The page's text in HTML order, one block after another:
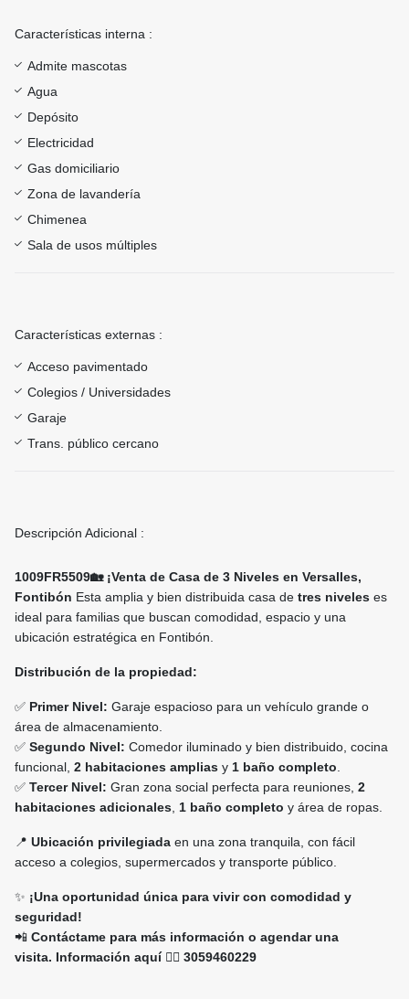
Características interna :
Admite mascotas
Agua
Depósito
Electricidad
Gas domiciliario
Zona de lavandería
Chimenea
Sala de usos múltiples
Características externas :
Acceso pavimentado
Colegios / Universidades
Garaje
Trans. público cercano
Descripción Adicional :
1009FR5509🏡 ¡Venta de Casa de 3 Niveles en Versalles,
Fontibón Esta amplia y bien distribuida casa de tres niveles es
ideal para familias que buscan comodidad, espacio y una
ubicación estratégica en Fontibón.
Distribución de la propiedad:
✅ Primer Nivel: Garaje espacioso para un vehículo grande o
área de almacenamiento.
✅ Segundo Nivel: Comedor iluminado y bien distribuido, cocina
funcional, 2 habitaciones amplias y 1 baño completo
✅ Tercer Nivel: Gran zona social perfecta para reuniones, 2
habitaciones adicionales 1 baño completo y área de ropas.
📍 Ubicación privilegiada en una zona tranquila, con fácil
acceso a colegios, supermercados y transporte público.
✨ ¡Una oportunidad única para vivir con comodidad y
seguridad!
📲 Contáctame para más información o agendar una
visita. Información aquí 👉🏻 3059460229